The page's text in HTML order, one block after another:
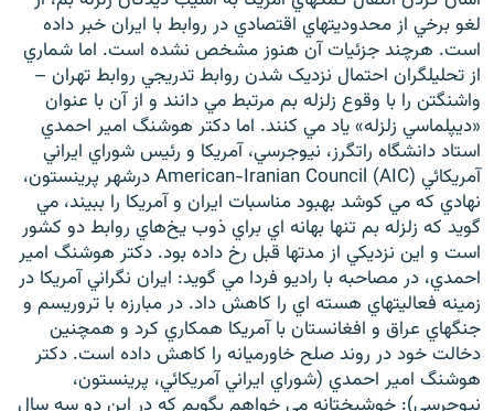
به ما بپیوندید
زبان‌های دیگر
لغو برخي از محدوديتهاي اقتصادي در روابط با ايران خبر داده
است. هرچند جزئيات آن هنوز مشخص نشده است. اما شماري
از تحليلگران احتمال نزديک شدن روابط تدريجي روابط تهران –
واشنگتن را با وقوع زلزله بم مرتبط مي دانند و از آن با عنوان
«ديپلماسي زلزله» ياد مي کنند. اما دکتر هوشنگ امير احمدي
استاد دانشگاه راتگرز، نيوجرسي، آمريکا و رئيس شوراي ايراني
آمريکائي American-Iranian Council (AIC) درشهر پرينستون،
نهادي که مي کوشد بهبود مناسبات ايران و آمريکا را ببيند، مي
گويد که زلزله بم تنها بهانه اي براي ذوب يخ‌هاي روابط دو کشور
است و اين نزديکي از مدتها قبل رخ داده بود. دکتر هوشنگ امير
احمدي، در مصاحبه با راديو فردا مي گويد: ايران نگراني آمريکا در
زمينه فعاليتهاي هسته اي را کاهش داد. در مبارزه با تروريسم و
جنگهاي عراق و افغانستان با آمريکا همکاري کرد و همچنين
دخالت خود در روند صلح خاورميانه را کاهش داده است. دکتر
هوشنگ امير احمدي (شوراي ايراني آمريکائي، پرينستون،